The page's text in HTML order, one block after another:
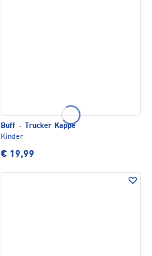
Buff ·
Trucker Kappe
Kinder
€ 19,99